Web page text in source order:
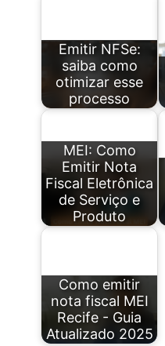
Emitir NFSe:
saiba como
otimizar esse
processo
MEI: Como
Emitir Nota
Fiscal Eletrônica
de Serviço e
Produto
Como emitir
nota fiscal MEI
Recife - Guia
Atualizado 2025